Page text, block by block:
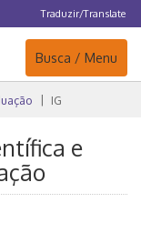
Traduzir/Translate
Navegação
Busca / Menu
IG
e